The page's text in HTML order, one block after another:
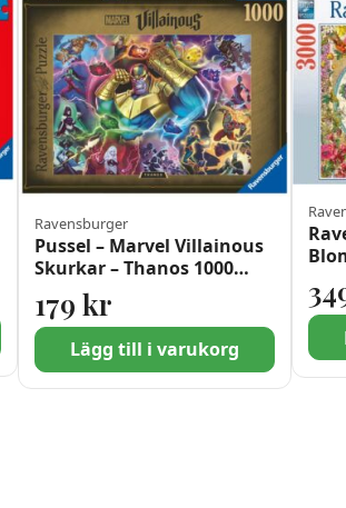
Ravensburger
Pussel – Marvel Villainous
Skurkar – Thanos 1000
179 kr
Lägg till i varukorg